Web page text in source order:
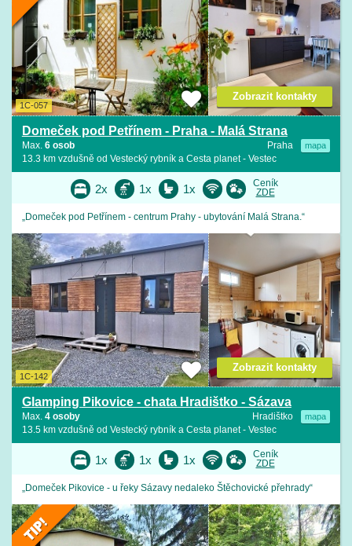
1C-057
Domeček pod Petřínem - Praha - Malá Strana
Praha mapa
Max. 6 osob
13.3 km vzdušně od Vestecký rybník a Cesta planet - Vestec
Zobrazit kontakty
2x 1x 1x
Ceník
ZDE
„Domeček pod Petřínem - centrum Prahy - ubytování Malá Strana.“
1C-142
Glamping Pikovice - chata Hradištko - Sázava
Hradištko mapa
Max. 4 osoby
13.5 km vzdušně od Vestecký rybník a Cesta planet - Vestec
Zobrazit kontakty
1x 1x 1x
Ceník
ZDE
„Domeček Pikovice - u řeky Sázavy nedaleko Štěchovické přehrady“